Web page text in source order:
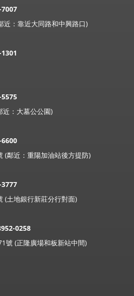
近：靠近大同路和中興路口)
近：大墓公公園)
(鄰近：重陽加油站後方提防)
(土地銀行新莊分行對面)
0258
號 (正隆廣場和板新站中間)